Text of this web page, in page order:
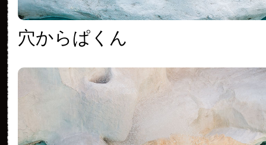
穴からぱくん